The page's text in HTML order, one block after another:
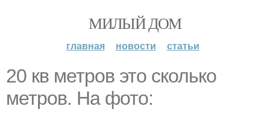
МИЛЫЙ ДОМ
главная новости статьи
20 кв метров это сколько
метров. На фото: